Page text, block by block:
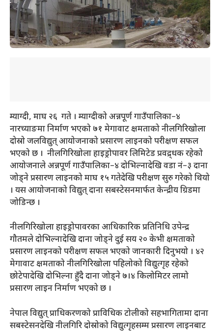
म्याग्दी, माघ २६ गते । म्याग्दीको अन्नपूर्ण गाउँपालिका–४
नारच्याङमा निर्माण भएको ७१ मेगावाट क्षमताको नीलगिरिखोला
दोस्रो जलविद्युत् आयोजनाको प्रसारण लाइनको परीक्षण सफल
भएको छ । नीलगिरिखोला हाइड्रोपावर लिमिटेड प्रवद्र्धक रहेको
आयोजनाले अन्नपूर्ण गाउँपालिका–४ दोभिल्नादेखि वडा नं–३ दाना
जोड्ने प्रसारण लाइनको माघ १५ गतेदेखि परीक्षण सुरु गरेको थियो
। यस आयोजनाको विद्युत् दाना सबस्टेसनमार्फत केन्द्रीय ग्रिडमा
जोडिन्छ ।
नीलगिरिखोला हाइड्रोपावरका आधिकारिक प्रतिनिधि उपेन्द्र
गौतमले दोभिल्नादेखि दाना जोड्ने दुई सय २० केभी क्षमताको
प्रसारण लाइनको परीक्षण सफल भएको जानकारी दिनुभयो । ४२
मेगावाट क्षमताको नीलगिरिखोला पहिलोको विद्युत्गृह रहेको
छोटेपादेखि दोभिल्ना हुँदै दाना जोड्ने ७।४ किलोमिटर लामो
प्रसारण लाइन निर्माण भएको छ ।
नेपाल विद्युत् प्राधिकरणको प्राविधिक टोलीको सहभागितामा दाना
सबस्टेसनदेखि नीलगिरि दोस्रोको विद्युत्गृहसम्म प्रसारण लाइनबाट